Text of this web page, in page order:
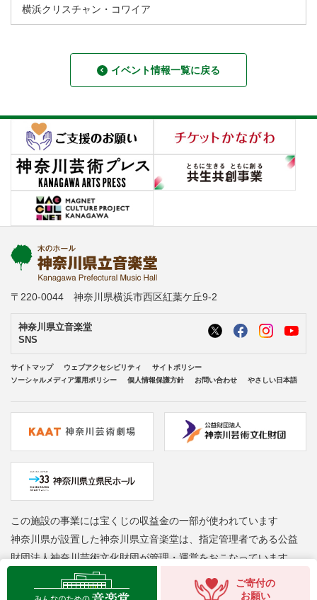
横浜クリスチャン・コワイア
イベント情報一覧に戻る
ご寄付の
お願い
〒220-0044 神奈川県横浜市西区紅葉ケ丘9-2
神奈川県立音楽堂
SNS
サイトマップ ウェブアクセシビリティ
サイトポリシー
ソーシャルメディア運用ポリシー
個人情報保護方針 お問い合わせ やさしい日本語
この施設の事業には宝くじの収益金の一部が使われています
神奈川県が設置した神奈川県立音楽堂は、指定管理者である公益
財団法人神奈川芸術文化財団が管理・運営をおこなっています
Copyright © Kanagawa Arts Foundation. All rights reserved.